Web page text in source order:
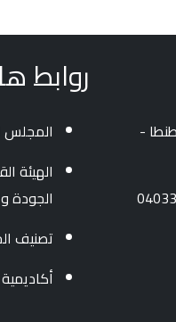
-
روابط
المجلس
الهيئة
الجودة
تصنيف